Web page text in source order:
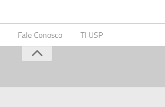
Fale Conosco TI USP